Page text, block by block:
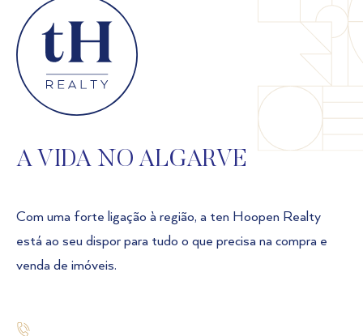
A VIDA NO ALGARVE
Com uma forte ligação à região, a ten Hoopen Realty
está ao seu dispor para tudo o que precisa na compra e
venda de imóveis.